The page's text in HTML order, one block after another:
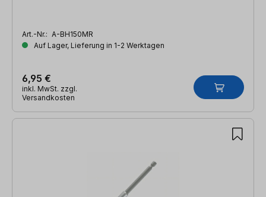
Art.-Nr.: A-BH150MR
Auf Lager, Lieferung in 1-2 Werktagen
6,95 €
inkl. MwSt. zzgl.
Versandkosten